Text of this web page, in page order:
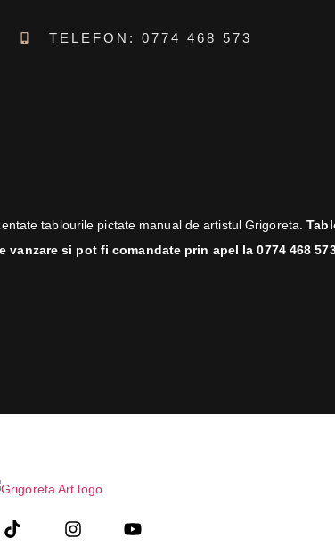
TELEFON: 0774 468 573
tablourile pictate manual de artistul Grigoreta.
vanzare si pot fi comandate prin apel la 0774 468